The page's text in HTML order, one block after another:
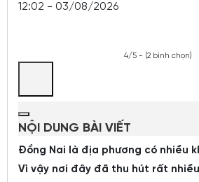
12:02 - 03/08/2026
4/5 - (2 bình chọn)
NỘI DUNG BÀI VIẾT
Đồng Nai là địa phương có nhiều
Vì vậy nơi đây đã thu hút rất